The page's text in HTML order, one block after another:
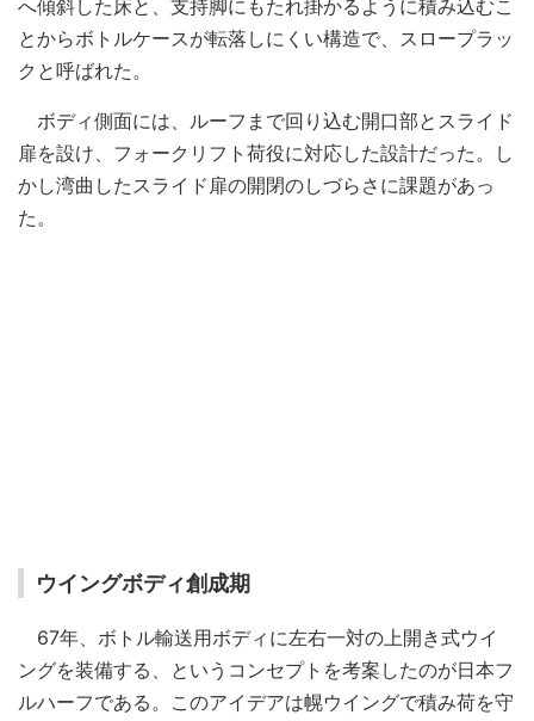
へ傾斜した床と、支持脚にもたれ掛かるように積み込むこ
とからボトルケースが転落しにくい構造で、スロープラッ
クと呼ばれた。
ボディ側面には、ルーフまで回り込む開口部とスライド
扉を設け、フォークリフト荷役に対応した設計だった。し
かし湾曲したスライド扉の開閉のしづらさに課題があっ
た。
ウイングボディ創成期
67年、ボトル輸送用ボディに左右一対の上開き式ウイ
ングを装備する、というコンセプトを考案したのが日本フ
ルハーフである。このアイデアは幌ウイングで積み荷を守